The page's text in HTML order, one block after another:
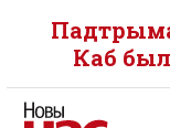
Каб